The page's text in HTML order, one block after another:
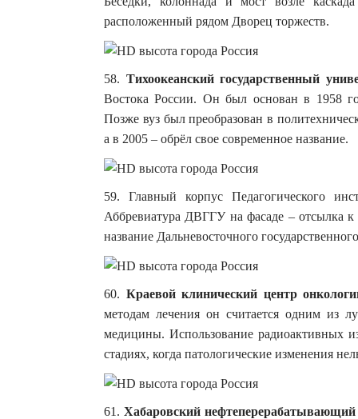
расположенный рядом Дворец торжеств.
58. Тихоокеанский государственный
Востока России. Он был основан в 1958
Позже вуз был преобразован в
а в 2005 – обрёл свое современное название.
59. Главный корпус Педагогического
Аббревиатура ДВГГУ на фасаде – отсылка
название Дальневосточного
60. Краевой клинический центр
методам лечения он считается одним из
медицины. Использование радиоактивных
стадиях, когда патологические изменения
61. Хабаровский